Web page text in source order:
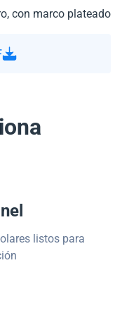
con marco plateado
listos para